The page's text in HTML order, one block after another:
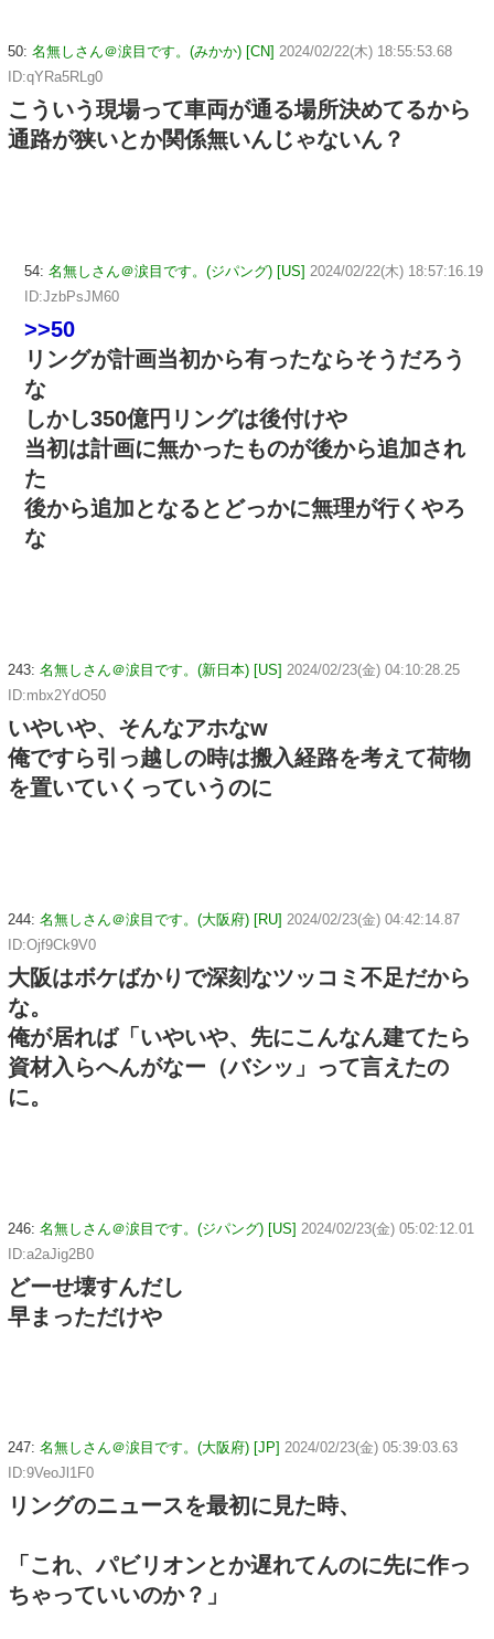
50: 名無しさん＠涙目です。(みかか) [CN] 2024/02/22(木) 18:55:53.68
ID:qYRa5RLg0
こういう現場って車両が通る場所決めてるから
通路が狭いとか関係無いんじゃないん？
54: 名無しさん＠涙目です。(ジパング) [US] 2024/02/22(木) 18:57:16.19
ID:JzbPsJM60
>>50
リングが計画当初から有ったならそうだろう
な
しかし350億円リングは後付けや
当初は計画に無かったものが後から追加され
た
後から追加となるとどっかに無理が行くやろ
な
243: 名無しさん＠涙目です。(新日本) [US] 2024/02/23(金) 04:10:28.25
ID:mbx2YdO50
いやいや、そんなアホなw
俺ですら引っ越しの時は搬入経路を考えて荷物
を置いていくっていうのに
244: 名無しさん＠涙目です。(大阪府) [RU] 2024/02/23(金) 04:42:14.87
ID:Ojf9Ck9V0
大阪はボケばかりで深刻なツッコミ不足だから
な。
俺が居れば「いやいや、先にこんなん建てたら
資材入らへんがなー（バシッ」って言えたの
に。
246: 名無しさん＠涙目です。(ジパング) [US] 2024/02/23(金) 05:02:12.01
ID:a2aJig2B0
どーせ壊すんだし
早まっただけや
247: 名無しさん＠涙目です。(大阪府) [JP] 2024/02/23(金) 05:39:03.63
ID:9VeoJl1F0
リングのニュースを最初に見た時、
「これ、パビリオンとか遅れてんのに先に作っ
ちゃっていいのか？」